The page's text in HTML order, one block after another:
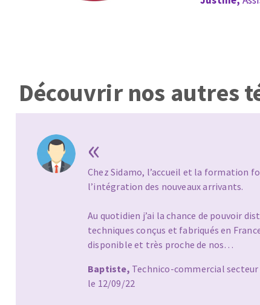
Roues à
Bandes
Découvrir nos autres
«
Chez Sidamo, l’accueil et la formation
l’intégration des nouveaux arrivants.
Au quotidien j’ai la chance de pouvoir
techniques conçus et fabriqués en
disponible et très proche de nos…
Baptiste, Technico-commercial
le 12/09/22